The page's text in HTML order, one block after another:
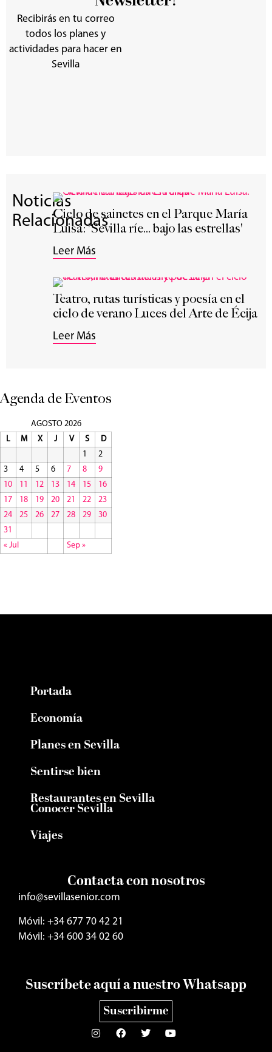
Recibirás en tu correo
todos los planes y
actividades para hacer en
Sevilla
Noticias
Relacionadas
Ciclo de sainetes en el Parque María
Luisa: 'Sevilla ríe... bajo las estrellas'
Leer Más
Teatro, rutas turísticas y poesía en el
ciclo de verano Luces del Arte de Écija
Leer Más
Agenda de Eventos
AGOSTO 2026
L
M X J V S
D
1
2
3
4 5 6 7 8
9
10
11 12 13 14 15
16
17
18 19 20 21 22
23
24
25 26 27 28 29
30
31
« Jul
Sep »
Portada
Economía
Planes en Sevilla
Sentirse bien
Restaurantes en Sevilla
Conocer Sevilla
Viajes
Contacta con nosotros
info@sevillasenior.com
Móvil: +34 677 70 42 21
Móvil: +34 600 34 02 60
Suscríbete aquí a nuestro Whatsapp
Suscribirme